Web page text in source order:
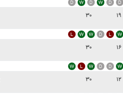
۳۰ ۱۹
۳۰ ۱۶
۳۰ ۱۲